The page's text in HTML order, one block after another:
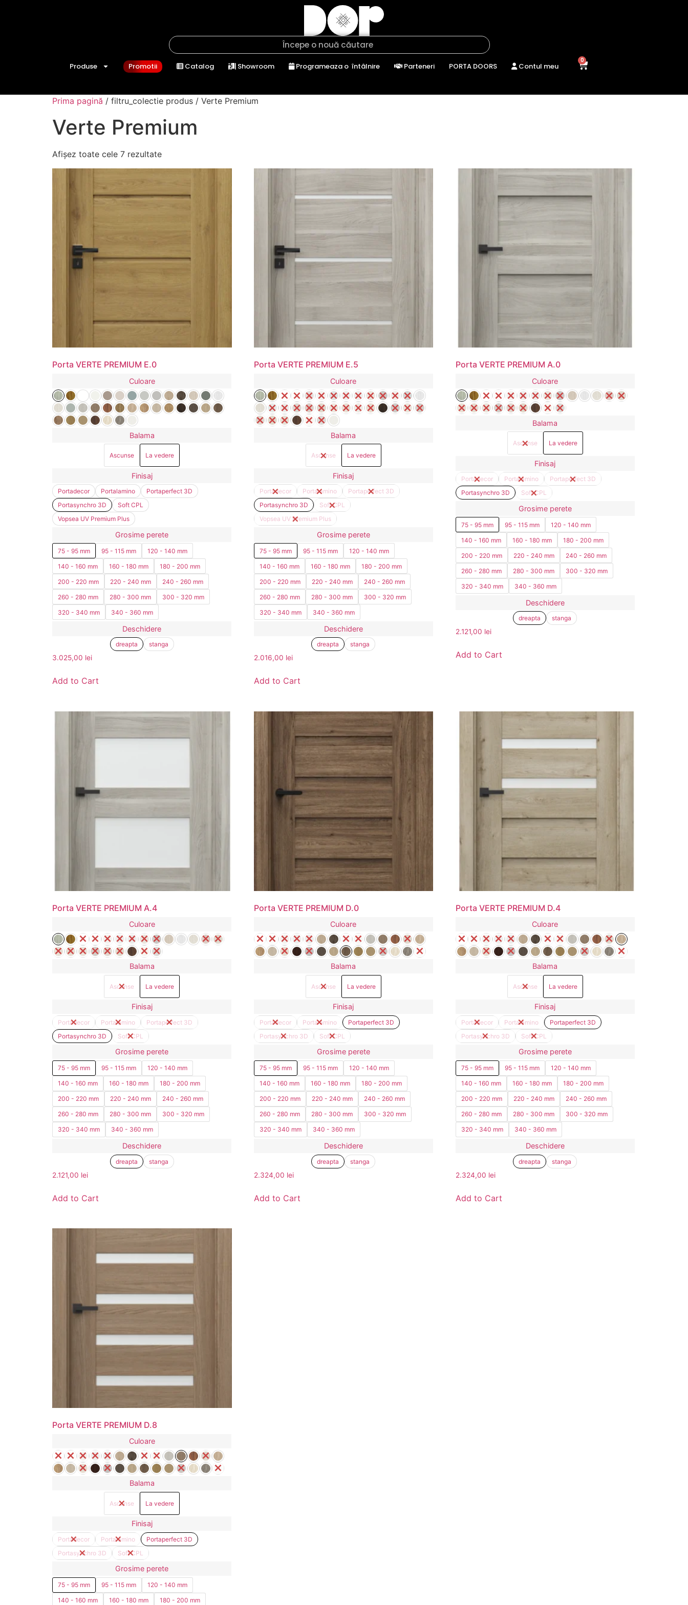
Produse Promotii Catalog Showroom Programeaza o întâlnire Parteneri PORTA DOORS Contul meu
0
Prima pagină / filtru_colectie produs / Verte Premium
Verte Premium
Afișez toate cele 7 rezultate
Porta VERTE PREMIUM E.0
Culoare
Balama
Ascunse La vedere
Finisaj
Portadecor Portalamino
Portaperfect 3D
Portasynchro 3D
Soft CPL
Vopsea UV Premium Plus
Grosime perete
75 - 95 mm 95 - 115 mm
120 - 140 mm
140 - 160 mm
160 - 180 mm
180 - 200 mm
200 - 220 mm
220 - 240 mm
240 - 260 mm
260 - 280 mm
280 - 300 mm
300 - 320 mm
320 - 340 mm
340 - 360 mm
Deschidere
dreapta stanga
3.025,00 lei
Add to Cart
Porta VERTE PREMIUM E.5
Culoare
Balama
Ascunse La vedere
Finisaj
Portadecor Portalamino
Portaperfect 3D
Portasynchro 3D
Soft CPL
Vopsea UV Premium Plus
Grosime perete
75 - 95 mm 95 - 115 mm
120 - 140 mm
140 - 160 mm
160 - 180 mm
180 - 200 mm
200 - 220 mm
220 - 240 mm
240 - 260 mm
260 - 280 mm
280 - 300 mm
300 - 320 mm
320 - 340 mm
340 - 360 mm
Deschidere
dreapta stanga
2.016,00 lei
Add to Cart
Porta VERTE PREMIUM A.0
Culoare
Balama
Ascunse La vedere
Finisaj
Portadecor Portalamino
Portaperfect 3D
Portasynchro 3D
Soft CPL
Grosime perete
75 - 95 mm 95 - 115 mm
120 - 140 mm
140 - 160 mm
160 - 180 mm
180 - 200 mm
200 - 220 mm
220 - 240 mm
240 - 260 mm
260 - 280 mm
280 - 300 mm
300 - 320 mm
320 - 340 mm
340 - 360 mm
Deschidere
dreapta stanga
2.121,00 lei
Add to Cart
Porta VERTE PREMIUM A.4
Culoare
Balama
Ascunse La vedere
Finisaj
Portadecor Portalamino
Portaperfect 3D
Portasynchro 3D
Soft CPL
Grosime perete
75 - 95 mm 95 - 115 mm
120 - 140 mm
140 - 160 mm
160 - 180 mm
180 - 200 mm
200 - 220 mm
220 - 240 mm
240 - 260 mm
260 - 280 mm
280 - 300 mm
300 - 320 mm
320 - 340 mm
340 - 360 mm
Deschidere
dreapta stanga
2.121,00 lei
Add to Cart
Porta VERTE PREMIUM D.0
Culoare
Balama
Ascunse La vedere
Finisaj
Portadecor Portalamino
Portaperfect 3D
Portasynchro 3D
Soft CPL
Grosime perete
75 - 95 mm 95 - 115 mm
120 - 140 mm
140 - 160 mm
160 - 180 mm
180 - 200 mm
200 - 220 mm
220 - 240 mm
240 - 260 mm
260 - 280 mm
280 - 300 mm
300 - 320 mm
320 - 340 mm
340 - 360 mm
Deschidere
dreapta stanga
2.324,00 lei
Add to Cart
Porta VERTE PREMIUM D.4
Culoare
Balama
Ascunse La vedere
Finisaj
Portadecor Portalamino
Portaperfect 3D
Portasynchro 3D
Soft CPL
Grosime perete
75 - 95 mm 95 - 115 mm
120 - 140 mm
140 - 160 mm
160 - 180 mm
180 - 200 mm
200 - 220 mm
220 - 240 mm
240 - 260 mm
260 - 280 mm
280 - 300 mm
300 - 320 mm
320 - 340 mm
340 - 360 mm
Deschidere
dreapta stanga
2.324,00 lei
Add to Cart
Porta VERTE PREMIUM D.8
Culoare
Balama
Ascunse La vedere
Finisaj
Portadecor Portalamino
Portaperfect 3D
Portasynchro 3D
Soft CPL
Grosime perete
75 - 95 mm 95 - 115 mm
120 - 140 mm
140 - 160 mm
160 - 180 mm
180 - 200 mm